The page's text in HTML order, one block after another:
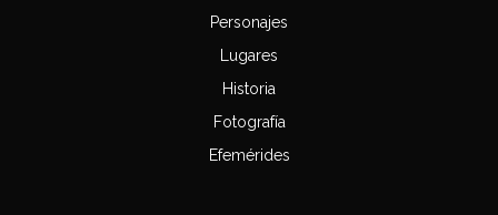
Personajes
Lugares
Historia
Fotografía
Efemérides